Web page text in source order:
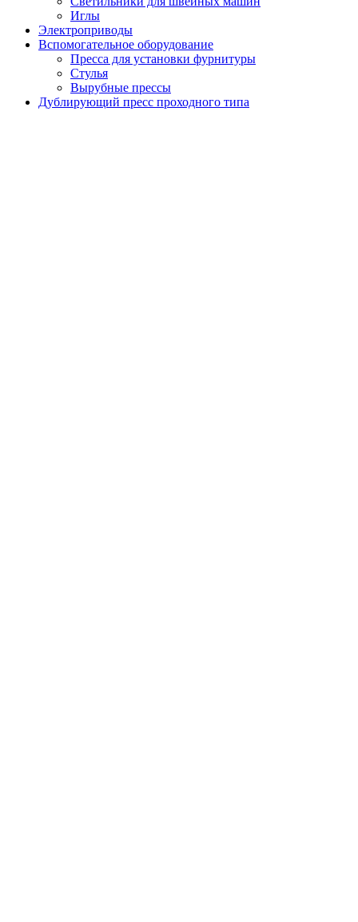
Иглы
Электроприводы
Вспомогательное оборудование
Пресса для установки фурнитуры
Стулья
Вырубные прессы
Дублирующий пресс проходного типа